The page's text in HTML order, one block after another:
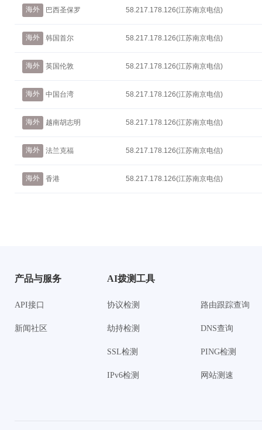
海外 巴西圣保罗 58.217.178.126(江苏南京电信)
海外 韩国首尔 58.217.178.126(江苏南京电信)
海外 英国伦敦 58.217.178.126(江苏南京电信)
海外 中国台湾 58.217.178.126(江苏南京电信)
海外 越南胡志明 58.217.178.126(江苏南京电信)
海外 法兰克福 58.217.178.126(江苏南京电信)
海外 香港 58.217.178.126(江苏南京电信)
产品与服务
API接口
新闻社区
AI拨测工具
协议检测
劫持检测
SSL检测
IPv6检测
路由跟踪查询
DNS查询
PING检测
网站测速